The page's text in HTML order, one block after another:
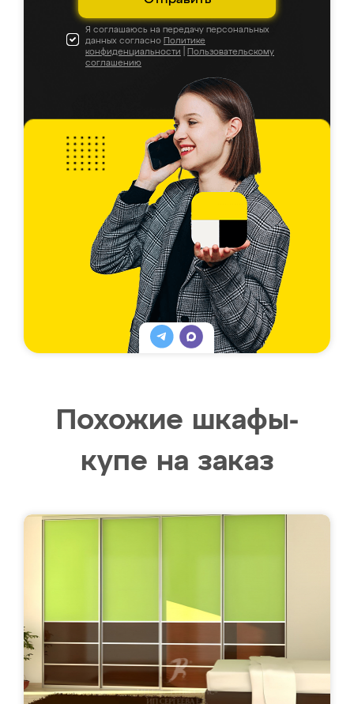
Я соглашаюсь на передачу персональных
данных согласно Политике
конфиденциальности
Пользовательскому
соглашению
Похожие шкафы-
купе на заказ